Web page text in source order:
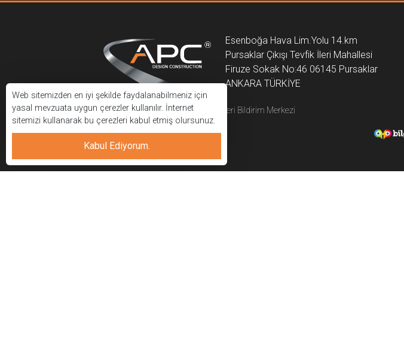
Web sitemizden en iyi şekilde faydalanabilmeniz için
yasal mevzuata uygun çerezler kullanılır. İnternet
sitemizi kullanarak bu çerezleri kabul etmiş olursunuz.
Kabul Ediyorum.
Esenboğa Hava Lim.Yolu 14.km
Pursaklar Çıkışı Tevfik İleri Mahallesi
Firuze Sokak No:46 06145 Pursaklar
ANKARA TÜRKİYE
APC Yapı| Gizlilik Sözleşmesi Geri Bildirim Merkezi